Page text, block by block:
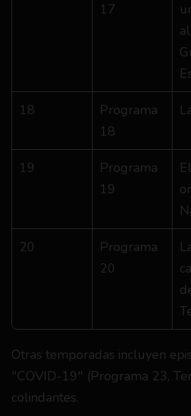
17
18
Programa
18
19
Programa
19
20
Programa
20
Otras temporadas incluyen
"COVID-19" (Programa 23,
colindantes.